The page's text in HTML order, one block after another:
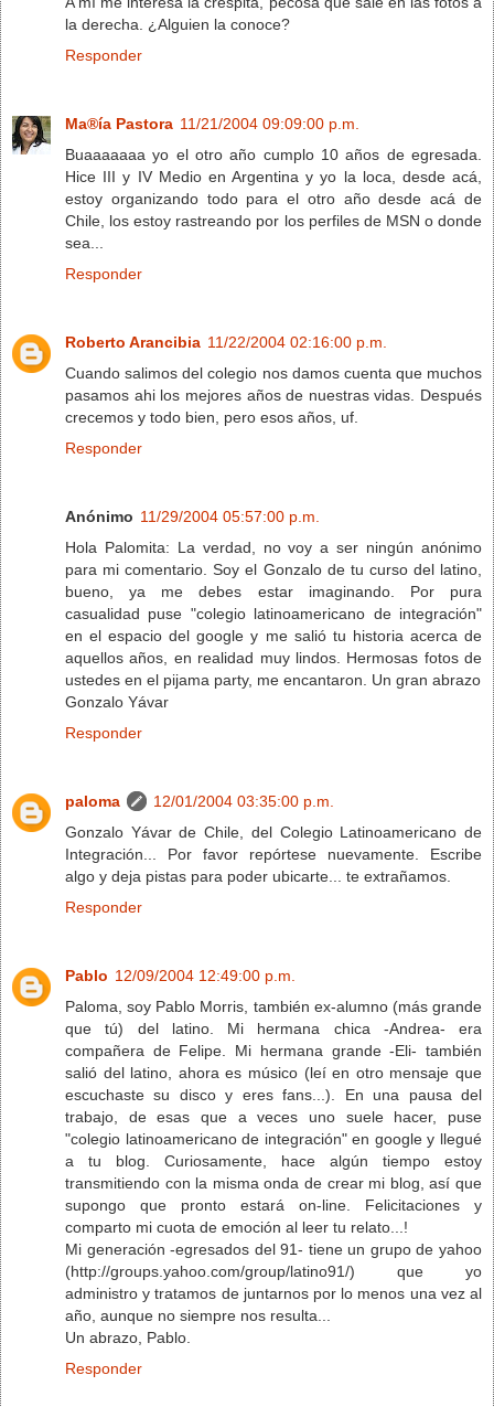
la derecha. ¿Alguien la conoce?
Responder
Ma®ía Pastora 11/21/2004 09:09:00 p.m.
Buaaaaaaa yo el otro año cumplo 10 años de egresada.
Hice III y IV Medio en Argentina y yo la loca, desde acá,
estoy organizando todo para el otro año desde acá de
Chile, los estoy rastreando por los perfiles de MSN o donde
sea...
Responder
Roberto Arancibia 11/22/2004 02:16:00 p.m.
Cuando salimos del colegio nos damos cuenta que muchos
pasamos ahi los mejores años de nuestras vidas. Después
crecemos y todo bien, pero esos años, uf.
Responder
Anónimo 11/29/2004 05:57:00 p.m.
Hola Palomita: La verdad, no voy a ser ningún anónimo
para mi comentario. Soy el Gonzalo de tu curso del latino,
bueno, ya me debes estar imaginando. Por pura
casualidad puse "colegio latinoamericano de integración"
en el espacio del google y me salió tu historia acerca de
aquellos años, en realidad muy lindos. Hermosas fotos de
ustedes en el pijama party, me encantaron. Un gran abrazo
Gonzalo Yávar
Responder
paloma
12/01/2004 03:35:00 p.m.
Gonzalo Yávar de Chile, del Colegio Latinoamericano de
Integración... Por favor repórtese nuevamente. Escribe
algo y deja pistas para poder ubicarte... te extrañamos.
Responder
Pablo 12/09/2004 12:49:00 p.m.
Paloma, soy Pablo Morris, también ex-alumno (más grande
que tú) del latino. Mi hermana chica -Andrea- era
compañera de Felipe. Mi hermana grande -Eli- también
salió del latino, ahora es músico (leí en otro mensaje que
escuchaste su disco y eres fans...). En una pausa del
trabajo, de esas que a veces uno suele hacer, puse
"colegio latinoamericano de integración" en google y llegué
a tu blog. Curiosamente, hace algún tiempo estoy
transmitiendo con la misma onda de crear mi blog, así que
supongo que pronto estará on-line. Felicitaciones y
comparto mi cuota de emoción al leer tu relato...!
Mi generación -egresados del 91- tiene un grupo de yahoo
(http://groups.yahoo.com/group/latino91/) que yo
administro y tratamos de juntarnos por lo menos una vez al
año, aunque no siempre nos resulta...
Un abrazo, Pablo.
Responder